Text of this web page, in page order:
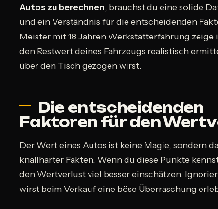
Autos zu berechnen, brauchst du eine solide
und ein Verständnis für die entscheidenden
Meister mit 18 Jahren Werkstatterfahrung zeige
den Restwert deines Fahrzeugs realistisch
über den Tisch gezogen wirst.
Die entscheidenden
Faktoren für den
Der Wert eines Autos ist keine Magie, sondern
knallharter Fakten. Wenn du diese Punkte
den Wertverlust viel besser einschätzen.
wirst beim Verkauf eine böse Überraschung